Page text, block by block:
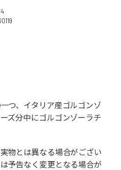
つ、イタリア産ゴルゴンゾ
ズ分中にゴルゴンゾーラチ
物とは異なる場合がござい
予告なく変更となる場合が